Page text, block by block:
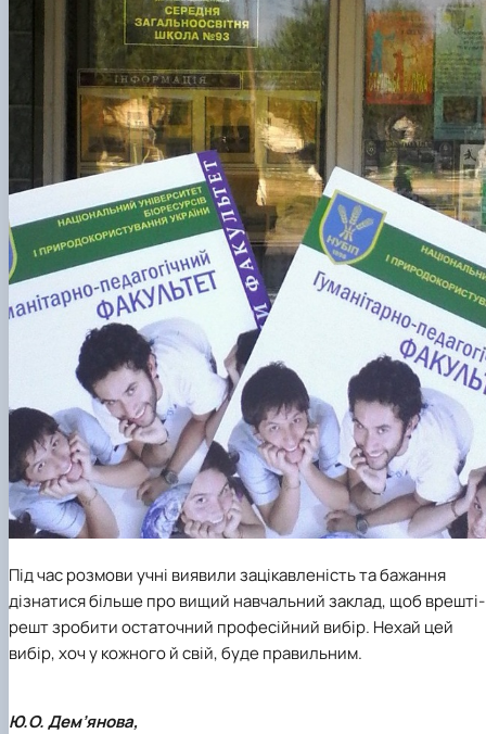
Під час розмови учні виявили зацікавленість та бажання
дізнатися більше про вищий навчальний заклад, щоб врешті-
решт зробити остаточний професійний вибір. Нехай цей
вибір, хоч у кожного й свій, буде правильним.
Ю.О. Дем’янова,